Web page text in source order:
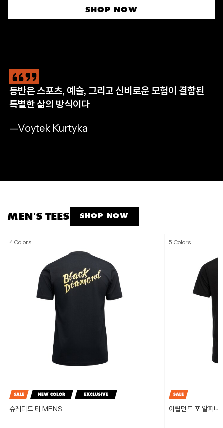
SHOP NOW
등반은 스포츠, 예술, 그리고 신비로운 모험이 결합된
특별한 삶의 방식이다
—Voytek Kurtyka
CLIMB
완등을 위한 필수 장비
SHOP NOW
HIKE
자연으로 나아갈 완벽한 준비
SHOP NOW
RUN
멈추지 않는 산악 트레일 러닝
SHOP NOW
APPAREL
모든 아웃도어 모험을 위해
SHOP MEN'S
MEN'S TEES SHOP NOW
4 Colors
슈레디드 티 MENS
5 Colors
이큅먼트 포 알피